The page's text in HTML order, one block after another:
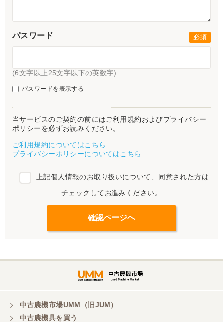
パスワード
(6文字以上25文字以下の英数字)
パスワードを表示する
当サービスのご契約の前にはご利用規約およびプライバシー
ポリシーを必ずお読みください。
ご利用規約についてはこちら
プライバシーポリシーについてはこちら
上記個人情報のお取り扱いについて、同意された方は
チェックしてお進みください。
中古農機市場UMM（旧JUM）
中古農機具を買う